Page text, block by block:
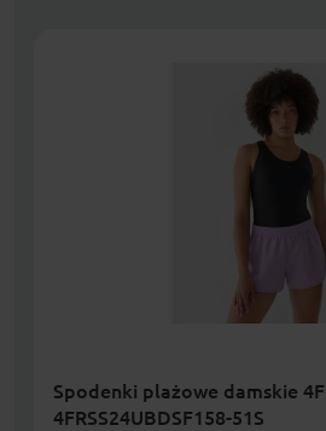
Spodenki plażowe damskie 4F
4FRSS24UBDSF158-51S